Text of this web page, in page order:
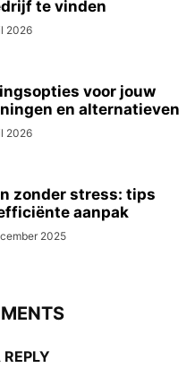
te vinden
2026
voor jouw
en alternatieven
2026
zonder stress: tips
aanpak
2025